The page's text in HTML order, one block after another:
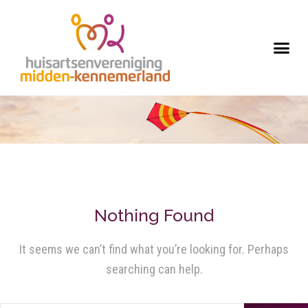
Nothing Found
It seems we can’t find what you’re looking for. Perhaps
searching can help.